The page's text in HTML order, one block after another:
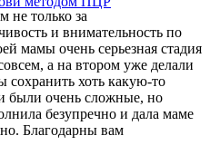
не только за
и внимательность по
мамы очень серьезная стадия
а на втором уже делали
сохранить хоть какую-то
были очень сложные, но
безупречно и дала маме
Благодарны вам